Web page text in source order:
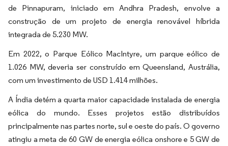
de Pinnapuram, iniciado em Andhra Pradesh, envolve a
construção de um projeto de energia renovável híbrida
integrada de 5.230 MW.
Em 2022, o Parque Eólico MacIntyre, um parque eólico de
1.026 MW, deveria ser construído em Queensland, Austrália,
com um investimento de USD 1.414 milhões.
A Índia detém a quarta maior capacidade instalada de energia
eólica do mundo. Esses projetos estão distribuídos
principalmente nas partes norte, sul e oeste do país. O governo
atingiu a meta de 60 GW de energia eólica onshore e 5 GW de